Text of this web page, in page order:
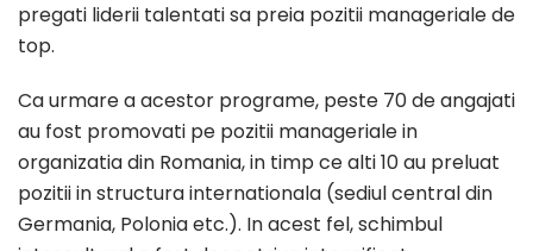
pregati liderii talentati sa preia pozitii manageriale de
top.
Ca urmare a acestor programe, peste 70 de angajati
au fost promovati pe pozitii manageriale in
organizatia din Romania, in timp ce alti 10 au preluat
pozitii in structura internationala (sediul central din
Germania, Polonia etc.). In acest fel, schimbul